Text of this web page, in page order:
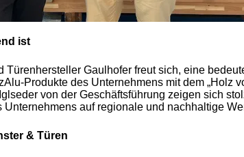
ist
Türenhersteller Gaulhofer freut sich, eine
Produkte des Unternehmens mit dem „Holz
von der Geschäftsführung zeigen sich
Unternehmens auf regionale und nachhaltige
& Türen